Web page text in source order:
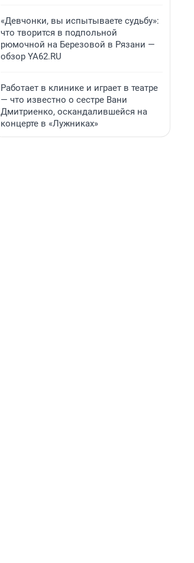
«Девчонки, вы испытываете судьбу»:
что творится в подпольной
рюмочной на Березовой в Рязани —
обзор YA62.RU
Работает в клинике и играет в театре
— что известно о сестре Вани
Дмитриенко, оскандалившейся на
концерте в «Лужниках»